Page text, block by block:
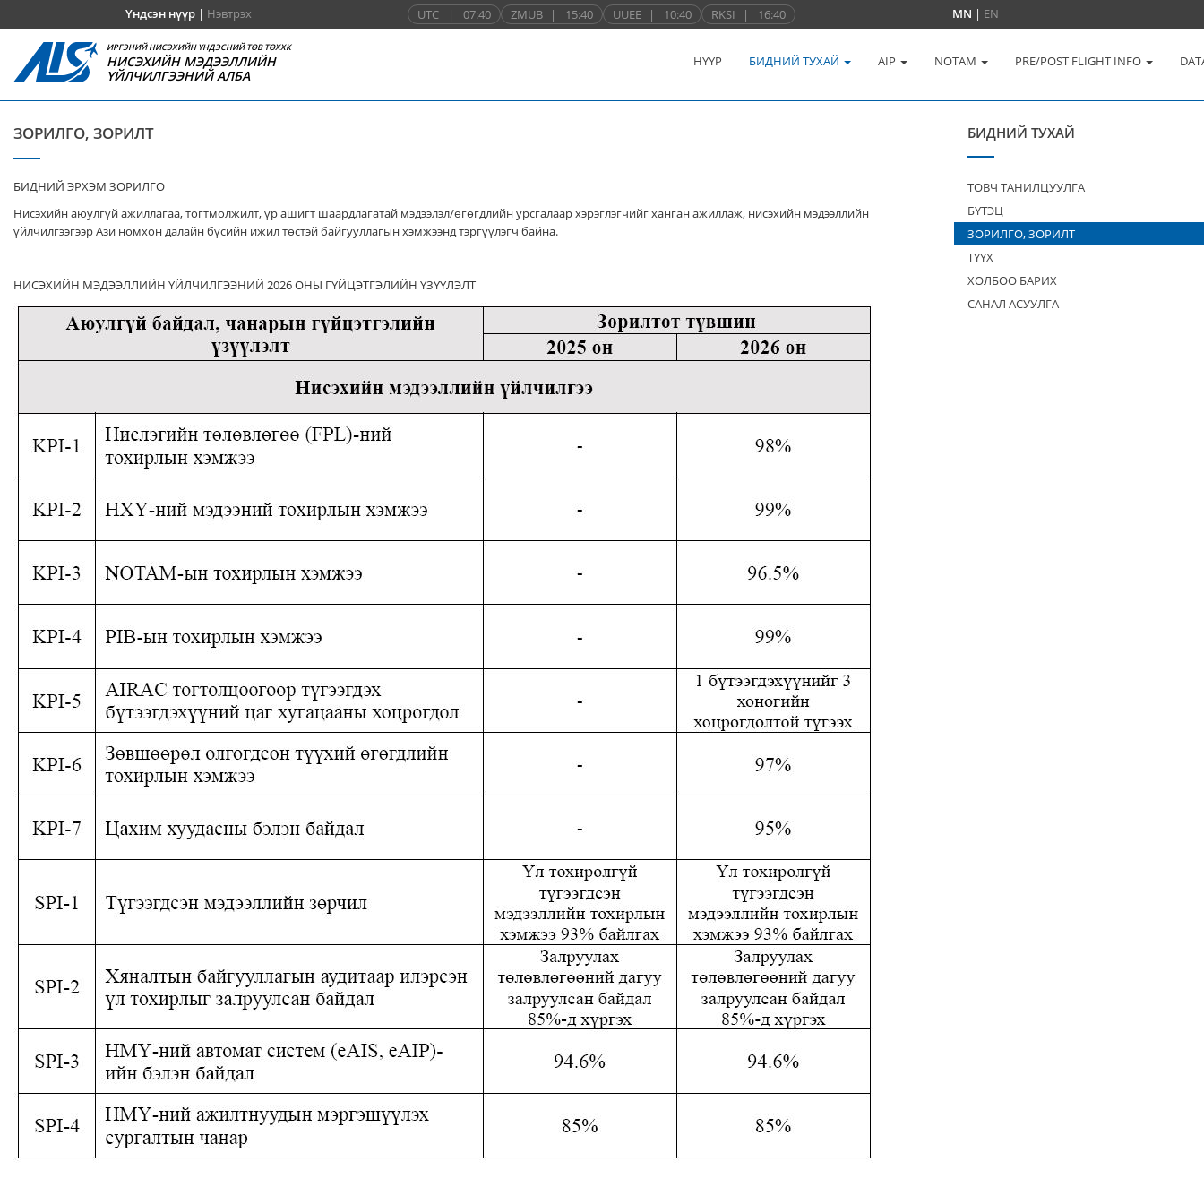
Үндсэн нүүр| Нэвтрэх UTC | 07:40 ZMUB | 15:40 UUEE | 10:40 RKSI | 16:40 MN | EN
ИРГЭНИЙ НИСЭХИЙН ҮНДЭСНИЙ ТӨВ ТӨХХК
НИСЭХИЙН МЭДЭЭЛЛИЙН
ҮЙЛЧИЛГЭЭНИЙ АЛБА
НҮҮР БИДНИЙ ТУХАЙ AIP NOTAM PRE/POST FLIGHT INFO
ЗОРИЛГО, ЗОРИЛТ
БИДНИЙ ЭРХЭМ ЗОРИЛГО
Нисэхийн аюулгүй ажиллагаа, тогтмолжилт, үр ашигт шаардлагатай мэдээлэл/өгөгдлийн урсгалаар хэрэглэгчийг ханган ажиллаж, нисэхийн мэдээллийн
үйлчилгээгээр Ази номхон далайн бүсийн ижил төстэй байгууллагын хэмжээнд тэргүүлэгч байна.
НИСЭХИЙН МЭДЭЭЛЛИЙН ҮЙЛЧИЛГЭЭНИЙ 2026 ОНЫ ГҮЙЦЭТГЭЛИЙН ҮЗҮҮЛЭЛТ
БИДНИЙ ТУХАЙ
ТОВЧ ТАНИЛЦУУЛГА
БҮТЭЦ
ЗОРИЛГО, ЗОРИЛТ
ТҮҮХ
ХОЛБОО БАРИХ
САНАЛ АСУУЛГА